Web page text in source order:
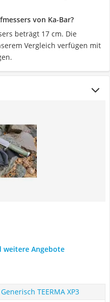
von Ka-Bar?
beträgt 17 cm. Die
Vergleich verfügen mit
weitere Angebote
Generisch TEERMA XP3